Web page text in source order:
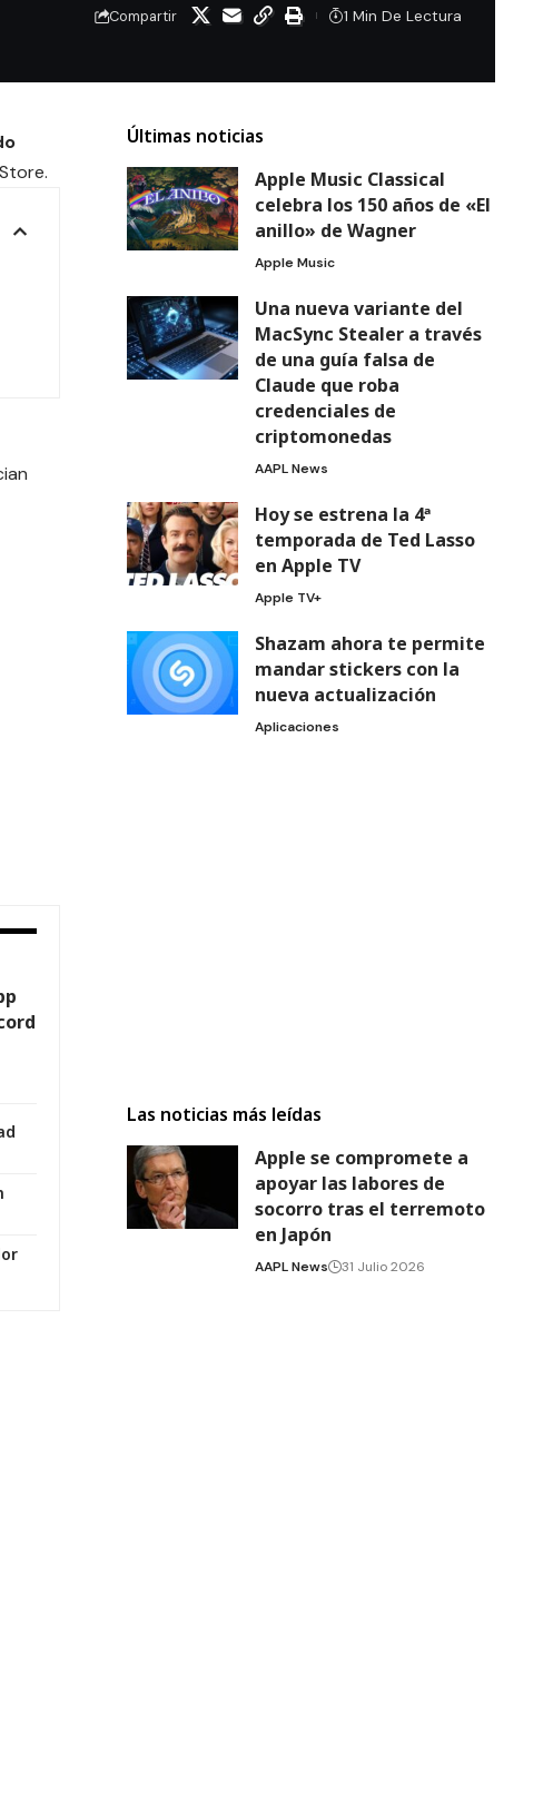
Compartir 1 Min De Lectura
Últimas noticias
Apple Music Classical
celebra los 150 años de «El
anillo» de Wagner
Apple Music
Una nueva variante del
MacSync Stealer a través
de una guía falsa de
Claude que roba
credenciales de
criptomonedas
AAPL News
Hoy se estrena la 4ª
temporada de Ted Lasso
en Apple TV
Apple TV+
Shazam ahora te permite
mandar stickers con la
nueva actualización
Aplicaciones
Las noticias más leídas
Apple se compromete a
apoyar las labores de
socorro tras el terremoto
en Japón
AAPL News 31 Julio 2026